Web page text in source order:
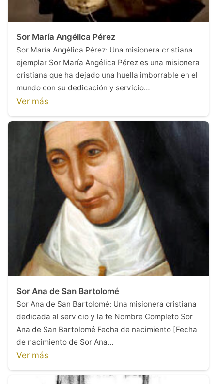
Sor María Angélica Pérez
Sor María Angélica Pérez: Una misionera cristiana
ejemplar Sor María Angélica Pérez es una misionera
cristiana que ha dejado una huella imborrable en el
mundo con su dedicación y servicio…
Ver más
Sor Ana de San Bartolomé
Sor Ana de San Bartolomé: Una misionera cristiana
dedicada al servicio y la fe Nombre Completo Sor
Ana de San Bartolomé Fecha de nacimiento [Fecha
de nacimiento de Sor Ana…
Ver más